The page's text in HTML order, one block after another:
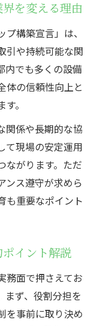
を変える理由
構築宣言」は、
引や持続可能な関
内でも多くの設備
体の信頼性向上と
。
関係や長期的な協
て現場の安定運用
ながります。ただ
ンス遵守が求めら
も重要なポイント
イント解説
務面で押さえてお
まず、役割分担を
を事前に取り決め